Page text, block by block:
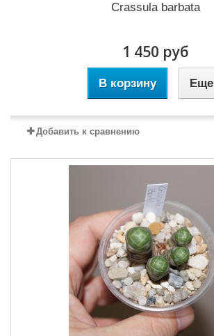
Crassula barbata
1 450 руб
В корзину Еще
Добавить к сравнению